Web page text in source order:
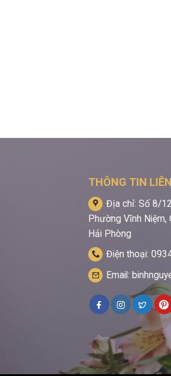
THÔNG TIN
Địa chỉ: Số 8/
Phường Vĩnh Niệm,
Hải Phòng
Điện thoại:
Email: